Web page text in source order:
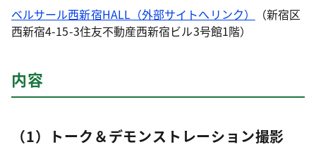
ベルサール西新宿HALL（外部サイトへリンク）
（新宿区
西新宿4-15-3住友不動産西新宿ビル3号館1階）
内容
（1）トーク＆デモンストレーション撮影